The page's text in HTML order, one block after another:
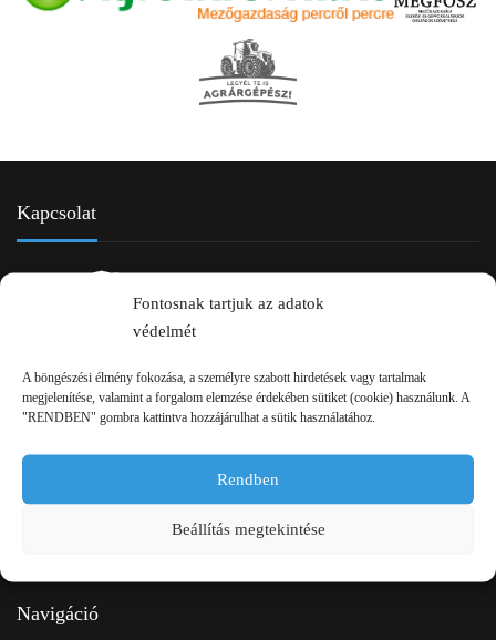
Fontosnak tartjuk az adatok
védelmét
A böngészési élmény fokozása, a személyre szabott hirdetések vagy tartalmak
megjelenítése, valamint a forgalom elemzése érdekében sütiket (cookie) használunk. A
"RENDBEN" gombra kattintva hozzájárulhat a sütik használatához.
Rendben
Beállítás megtekintése
Kapcsolat
2750 Nagykőrös Alsójárás d. 1/a
+36 53 552 283
Navigáció